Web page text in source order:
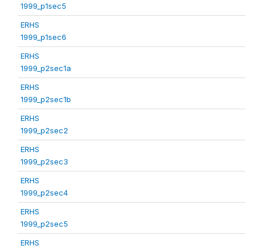
1999_p1sec5
ERHS
1999_p1sec6
ERHS
1999_p2sec1a
ERHS
1999_p2sec1b
ERHS
1999_p2sec2
ERHS
1999_p2sec3
ERHS
1999_p2sec4
ERHS
1999_p2sec5
ERHS